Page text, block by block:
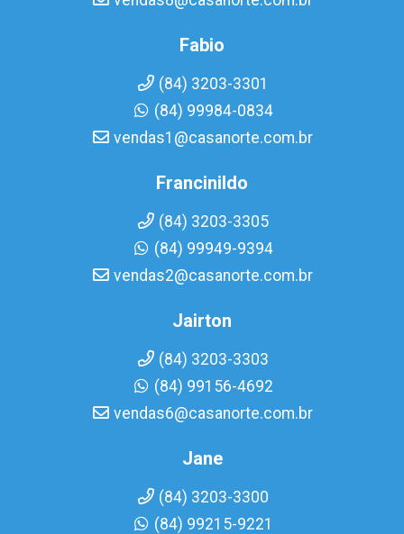
Fabio
(84) 3203-3301
(84) 99984-0834
vendas1@casanorte.com.br
Francinildo
(84) 3203-3305
(84) 99949-9394
vendas2@casanorte.com.br
Jairton
(84) 3203-3303
(84) 99156-4692
vendas6@casanorte.com.br
Jane
(84) 3203-3300
(84) 99215-9221